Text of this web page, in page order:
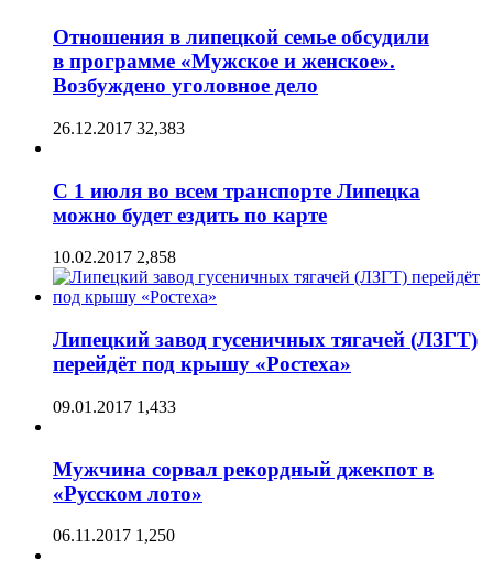
Отношения в липецкой семье обсудили
в программе «Мужское и женское».
Возбуждено уголовное дело
26.12.2017 32,383
С 1 июля во всем транспорте Липецка
можно будет ездить по карте
10.02.2017 2,858
Липецкий завод гусеничных тягачей (ЛЗГТ)
перейдёт под крышу «Ростеха»
09.01.2017 1,433
Мужчина сорвал рекордный джекпот в
«Русском лото»
06.11.2017 1,250